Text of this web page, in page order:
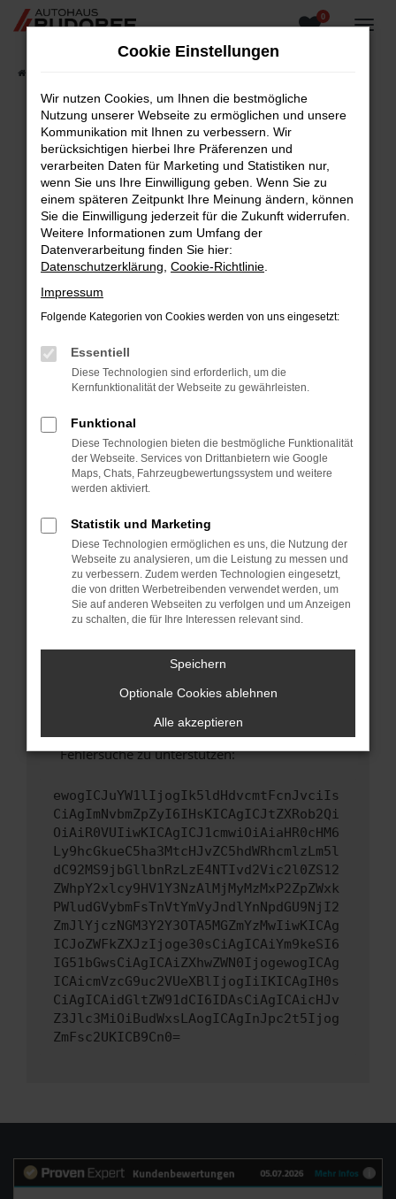
Zum
0
Fehler: Network Error
Beim Laden ist ein Fehler aufgetreten.
Hier sind ein paar Tipps, die dir helfen können:
Überprüfe deine Firewall und deine
Internetverbindung.
Laden andere Webseiten, zum Beispiel deine
Suchmaschine?
Prüfe deine Browsererweiterungen.
Manche Erweiterungen, wie Werbeblocker,
können das Laden bestimmter Seiten
verhindern. Funktioniert die Seite in einem
Fenster?
Starte dein Gerät neu.
Das kann manchmal helfen, vorübergehende
Probleme zu beheben.
Betriebssystem auf dem neuesten Stand
sind.
Veraltete Software birgt nicht nur ein
Sicherheitsrisiko, sondern kann auch dazu
führen, dass bestimmte Funktionen nicht mehr
unterstützt werden.
Wende dich an den Webseitenbetreiber.
Wenn du alle oben genannten Schritte versucht
hast, kontaktiere uns bitte. Wir werden
versuchen, das Problem zu beheben. Du kannst
uns diesen Text schicken, um uns bei der
Fehlersuche zu unterstützen:
ewogICJuYW1lIjogIk5ldHdvcmtFcnJvciIs
CiAgImNvbmZpZyI6IHsKICAgICJtZXRob2Qi
OiAiR0VUIiwKICAgICJ1cmwiOiAiaHR0cHM6
Ly9hcGkueC5ha3MtcHJvZC5hdWRhcmlzLm5l
dC92MS9jbGllbnRzLzE4NTIvd2Vic2l0ZS12
ZWhpY2xlcy9HV1Y3NzAlMjMyMzMxP2ZpZWxk
PWludGVybmFsTnVtYmVyJndlYnNpdGU9NjI2
ZmJlYjczNGM3Y2Y3OTA5MGZmYzMwIiwKICAg
ICJoZWFkZXJzIjoge30sCiAgICAiYm9keSI6
IG51bGwsCiAgICAiZXhwZWN0IjogewogICAg
ICAicmVzcG9uc2VUeXBlIjogIiIKICAgIH0s
CiAgICAidGltZW91dCI6IDAsCiAgICAicHJv
Z3Jlc3MiOiBudWxsLAogICAgInJpc2t5Ijog
ZmFsc2UKICB9Cn0=
Cookie Einstellungen
Wir nutzen Cookies, um Ihnen die bestmögliche
Nutzung unserer Webseite zu ermöglichen und unsere
Kommunikation mit Ihnen zu verbessern. Wir
berücksichtigen hierbei Ihre Präferenzen und
verarbeiten Daten für Marketing und Statistiken nur,
wenn Sie uns Ihre Einwilligung geben. Wenn Sie zu
einem späteren Zeitpunkt Ihre Meinung ändern, können
Sie die Einwilligung jederzeit für die Zukunft widerrufen.
Weitere Informationen zum Umfang der
Datenverarbeitung finden Sie hier:
Datenschutzerklärung Cookie-Richtlinie
Impressum
Folgende Kategorien von Cookies werden von uns eingesetzt:
Essentiell
Diese Technologien sind erforderlich, um die
Kernfunktionalität der Webseite zu gewährleisten.
Funktional
Diese Technologien bieten die bestmögliche Funktionalität
der Webseite. Services von Drittanbietern wie Google
Maps, Chats, Fahrzeugbewertungssystem und weitere
werden aktiviert.
Statistik und Marketing
Diese Technologien ermöglichen es uns, die Nutzung der
Webseite zu analysieren, um die Leistung zu messen und
zu verbessern. Zudem werden Technologien eingesetzt,
die von dritten Werbetreibenden verwendet werden, um
Sie auf anderen Webseiten zu verfolgen und um Anzeigen
zu schalten, die für Ihre Interessen relevant sind.
Speichern
Optionale Cookies ablehnen
Alle akzeptieren